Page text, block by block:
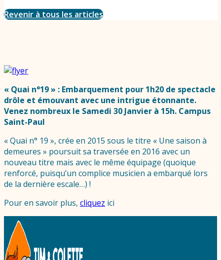
Revenir à tous les articles
« Quai n°19 » : Embarquement pour 1h20 de spectacle
drôle et émouvant avec une intrigue étonnante.
Venez nombreux le Samedi 30 Janvier à 15h. Campus
Saint-Paul
« Quai n° 19 », crée en 2015 sous le titre « Une saison à
demeures » poursuit sa traversée en 2016 avec un
nouveau titre mais avec le même équipage (quoique
renforcé, puisqu’un complice musicien a embarqué lors
de la dernière escale…) !
Pour en savoir plus, cliquez ici